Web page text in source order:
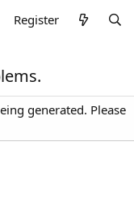
Register
generated. Please